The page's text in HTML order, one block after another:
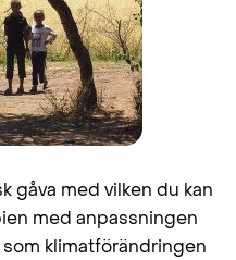
gåva med vilken du kan
med anpassningen
klimatförändringen